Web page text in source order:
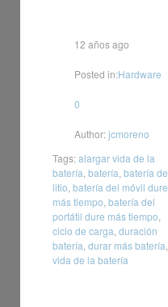
12 años ago
Posted in:Hardware
0
Author:jcmoreno
Tags:alargar vida de la
batería batería batería de
litio batería del móvil dure
más tiempo batería del
portátil dure más tiempo
ciclo de carga duración
batería durar más batería
vida de la batería